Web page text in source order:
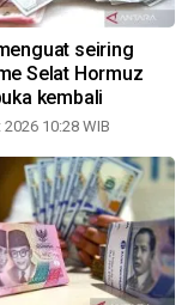
seiring
Selat Hormuz
kembali
10:28 WIB